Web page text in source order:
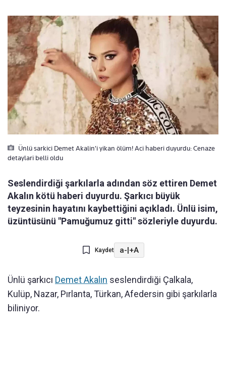
Ünlü sarkici Demet Akalin'i yikan ölüm! Aci haberi duyurdu: Cenaze
detaylari belli oldu
Seslendirdiği şarkılarla adından söz ettiren Demet
Akalın kötü haberi duyurdu. Şarkıcı büyük
teyzesinin hayatını kaybettiğini açıkladı. Ünlü isim,
üzüntüsünü "Pamuğumuz gitti" sözleriyle duyurdu.
Kaydet a-|+A
Ünlü şarkıcı Demet Akalın seslendirdiği Çalkala,
Kulüp, Nazar, Pırlanta, Türkan, Afedersin gibi şarkılarla
biliniyor.